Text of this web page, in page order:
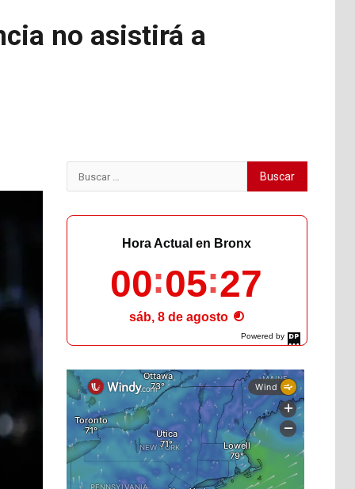
no asistirá a
Buscar:
Powered by
DaysPedia.com
Hora Actual en Bronx
00 05 28
sáb, 8 de agosto